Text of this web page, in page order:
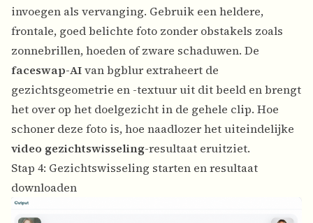
invoegen als vervanging. Gebruik een heldere,
frontale, goed belichte foto zonder obstakels zoals
zonnebrillen, hoeden of zware schaduwen. De
faceswap-AIvan bgblur extraheert de
gezichtsgeometrie en -textuur uit dit beeld en brengt
het over op het doelgezicht in de gehele clip. Hoe
schoner deze foto is, hoe naadlozer het uiteindelijke
video gezichtswisseling-resultaat eruitziet.
Stap 4: Gezichtswisseling starten en resultaat
downloaden